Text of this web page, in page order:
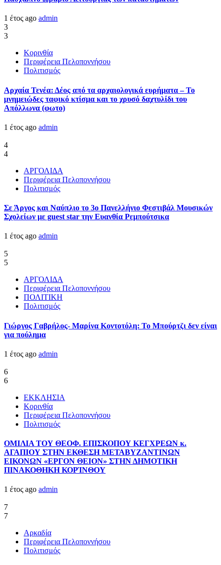
1 έτος ago admin
3
3
Κορινθία
Περιφέρεια Πελοποννήσου
Πολιτισμός
Αρχαία Τενέα: Δέος από τα αρχαιολογικά ευρήματα – Το
μνημειώδες ταφικό κτίσμα και το χρυσό δαχτυλίδι του
Απόλλωνα (φωτο)
1 έτος ago admin
4
4
ΑΡΓΟΛΙΔΑ
Περιφέρεια Πελοποννήσου
Πολιτισμός
Σε Άργος και Ναύπλιο το 3ο Πανελλήνιο Φεστιβάλ Μουσικών
Σχολείων με guest star την Ευανθία Ρεμπούτσικα
1 έτος ago admin
5
5
ΑΡΓΟΛΙΔΑ
Περιφέρεια Πελοποννήσου
ΠΟΛΙΤΙΚΗ
Πολιτισμός
Γιώργος Γαβρήλος- Μαρίνα Κοντοτόλη: Το Μπούρτζι δεν είναι
για πούλημα
1 έτος ago admin
6
6
ΕΚΚΛΗΣΙΑ
Κορινθία
Περιφέρεια Πελοποννήσου
Πολιτισμός
ΟΜΙΛΙΑ ΤΟΥ ΘΕΟΦ. ΕΠΙΣΚΟΠΟΥ ΚΕΓΧΡΕΩΝ κ.
ΑΓΑΠΙΟΥ ΣΤΗΝ ΕΚΘΕΣΗ ΜΕΤΑΒΥΖΑΝΤΙΝΩΝ
ΕΙΚΟΝΩΝ «ΕΡΓΟΝ ΘΕΙΟΝ» ΣΤΗΝ ΔΗΜΟΤΙΚΗ
ΠΙΝΑΚΟΘΗΚΗ ΚΟΡΊΝΘΟΥ
1 έτος ago admin
7
7
Αρκαδία
Περιφέρεια Πελοποννήσου
Πολιτισμός